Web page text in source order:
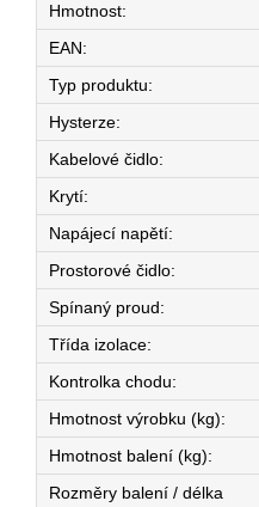
Hmotnost:
EAN:
Typ produktu:
Hysterze:
Kabelové čidlo:
Krytí:
Napájecí napětí:
Prostorové čidlo:
Spínaný proud:
Třída izolace:
Kontrolka chodu:
Hmotnost výrobku (kg):
Hmotnost balení (kg):
Rozměry balení / délka